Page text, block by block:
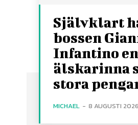
Självklart
bossen
Infantino en
älskarinna
stora
MICHAEL - 8 AUGUSTI 2026